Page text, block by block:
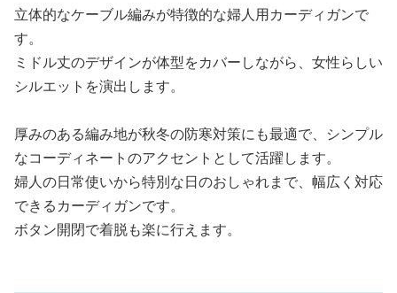
立体的なケーブル編みが特徴的な婦人用カーディガンで
す。
ミドル丈のデザインが体型をカバーしながら、女性らしい
シルエットを演出します。
厚みのある編み地が秋冬の防寒対策にも最適で、シンプル
なコーディネートのアクセントとして活躍します。
婦人の日常使いから特別な日のおしゃれまで、幅広く対応
できるカーディガンです。
ボタン開閉で着脱も楽に行えます。